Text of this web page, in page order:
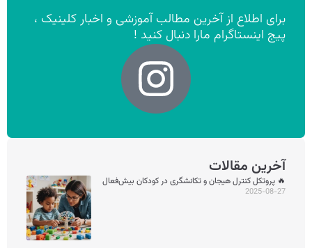
برای اطلاع از آخرین مطالب آموزشی و اخبار کلینیک ،
پیج اینستاگرام مارا دنبال کنید !
آخرین مقالات
🔥 پروتکل کنترل هیجان و تکانشگری در کودکان بیش‌فعال
2025-08-27